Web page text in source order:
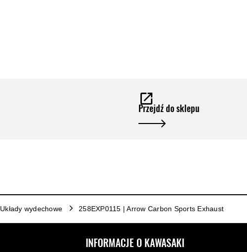
Przejdź do sklepu
Układy wydechowe 258EXP0115 | Arrow Carbon Sports Exhaust
INFORMACJE O KAWASAKI